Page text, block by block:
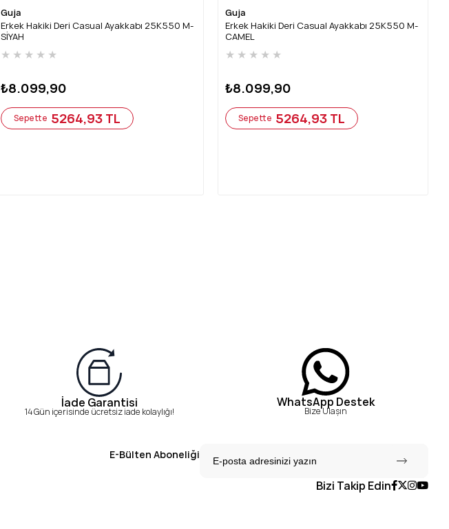
Guja
Erkek Hakiki Deri Casual Ayakkabı 25K550 M-
SİYAH
★ ★ ★ ★ ★
₺8.099,90
Sepette 5264,93 TL
Guja
Erkek Hakiki Deri Casual Ayakkabı 25K550 M-
CAMEL
★ ★ ★ ★ ★
₺8.099,90
Sepette 5264,93 TL
İade Garantisi
14 Gün içerisinde ücretsiz iade kolaylığı!
WhatsApp Destek
Bize Ulaşın
E-Bülten Aboneliği
Bizi Takip Edin